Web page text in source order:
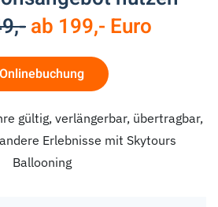
ab 199,- Euro
Onlinebuchung
gültig, verlängerbar, übertragbar,
Erlebnisse mit Skytours
Ballooning